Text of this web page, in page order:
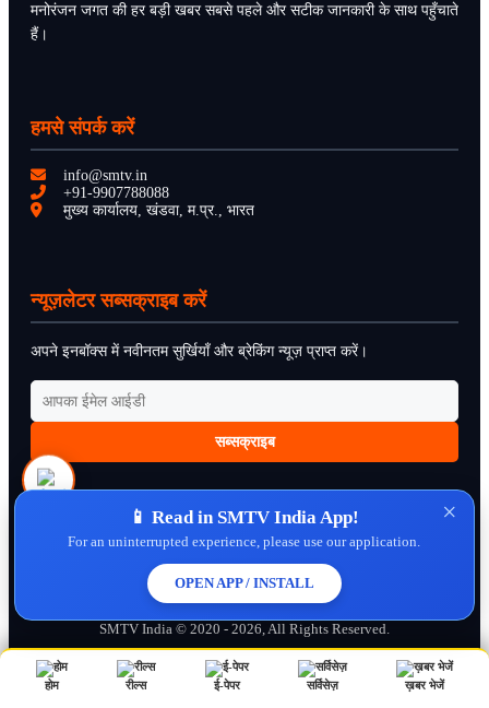
होम रील्स ई-पेपर सर्विसेज़ ख़बर भेजें
मनोरंजन जगत की हर बड़ी खबर सबसे पहले और सटीक जानकारी के साथ पहुँचाते
हैं।
हमसे संपर्क करें
info@smtv.in
+91-9907788088
मुख्य कार्यालय, खंडवा, म.प्र., भारत
न्यूज़लेटर सब्सक्राइब करें
अपने इनबॉक्स में नवीनतम सुर्खियाँ और ब्रेकिंग न्यूज़ प्राप्त करें।
सब्सक्राइब
About UsContact UsDisclaimerPrivacy PolicyCookie Policy
Cancellation Policy
Terms & Conditions
SMTV India © 2020 - 2026, All Rights Reserved.
×
📱 Read in SMTV India App!
For an uninterrupted experience, please use our application.
OPEN APP / INSTALL